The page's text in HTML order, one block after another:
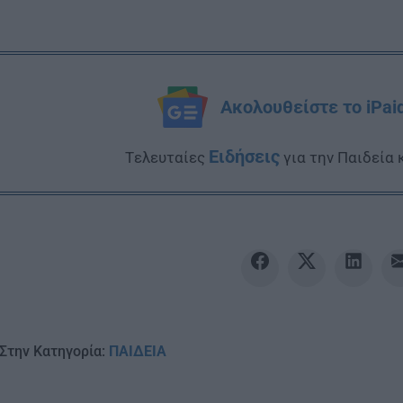
Ακολουθείστε το
Tελευταίες Ειδήσεις για την Παιδεία
Στην Κατηγορία: ΠΑΙΔΕΙΑ